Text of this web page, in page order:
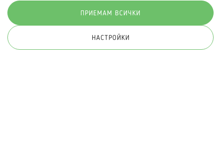
© 2026 Hippoland.net. Всички права запазени
ПРИЕМАМ ВСИЧКИ
НАСТРОЙКИ